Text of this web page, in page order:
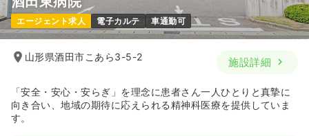
エージェント求人 電子カルテ 車通勤可
山形県酒田市こあら3-5-2 施設詳細
「安全・安心・安らぎ」を理念に患者さん一人ひとりと真摯に
向き合い、地域の期待に応えられる精神科医療を提供していま
す。